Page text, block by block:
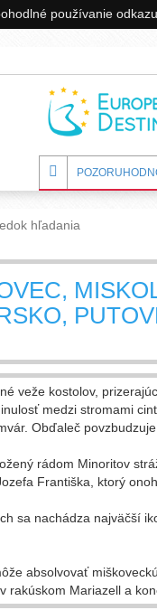
používanie
hľadania
veže kostolov,
medzi stromami
Obďaleč
rádom Minoritov
Františka, ktorý
sa nachádza najväčší
absolvovať
rakúskom Mariazell a